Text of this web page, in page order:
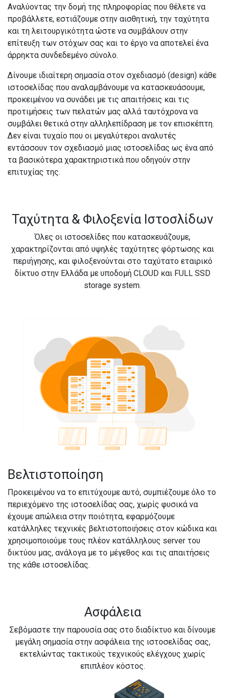
Αναλύοντας την δομή της πληροφορίας που θέλετε να
προβάλλετε, εστιάζουμε στην αισθητική, την ταχύτητα
και τη λειτουργικότητα ώστε να συμβάλουν στην
επίτευξη των στόχων σας και το έργο να αποτελεί ένα
άρρηκτα συνδεδεμένο σύνολο.
Δίνουμε ιδιαίτερη σημασία στον σχεδιασμό (design) κάθε
ιστοσελίδας που αναλαμβάνουμε να κατασκευάσουμε,
προκειμένου να συνάδει με τις απαιτήσεις και τις
προτιμήσεις των πελατών μας αλλά ταυτόχρονα να
συμβάλει θετικά στην αλληλεπίδραση με τον επισκέπτη.
Δεν είναι τυχαίο που οι μεγαλύτεροι αναλυτές
εντάσσουν τον σχεδιασμό μιας ιστοσελίδας ως ένα από
τα βασικότερα χαρακτηριστικά που οδηγούν στην
επιτυχίας της.
Ταχύτητα & Φιλοξενία Ιστοσλίδων
Όλες οι ιστοσελίδες που κατασκευάζουμε,
χαρακτηρίζονται από υψηλές ταχύτητες φόρτωσης και
περιήγησης, και φιλοξενούνται στο ταχύτατο εταιρικό
δίκτυο στην Ελλάδα με υποδομή CLOUD και FULL SSD
storage system.
Βελτιστοποίηση
Προκειμένου να το επιτύχουμε αυτό, συμπιέζουμε όλο το
περιεχόμενο της ιστοσελίδας σας, χωρίς φυσικά να
έχουμε απώλεια στην ποιότητα, εφαρμόζουμε
κατάλληλες τεχνικές βελτιστοποιήσεις στον κώδικα και
χρησιμοποιούμε τους πλέον κατάλληλους server του
δικτύου μας, ανάλογα με το μέγεθος και τις απαιτήσεις
της κάθε ιστοσελίδας.
Ασφάλεια
Σεβόμαστε την παρουσία σας στο διαδίκτυο και δίνουμε
μεγάλη σημασία στην ασφάλεια της ιστοσελίδας σας,
εκτελώντας τακτικούς τεχνικούς ελέγχους χωρίς
επιπλέον κόστος.